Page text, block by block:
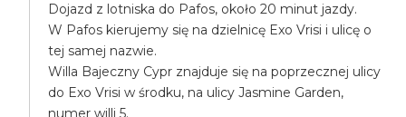
Dojazd z lotniska do Pafos, około 20 minut jazdy.
W Pafos kierujemy się na dzielnicę Exo Vrisi i ulicę o
tej samej nazwie.
Willa Bajeczny Cypr znajduje się na poprzecznej ulicy
do Exo Vrisi w środku, na ulicy Jasmine Garden,
numer willi 5.